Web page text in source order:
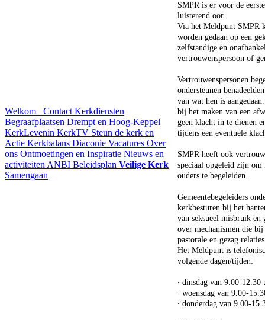
Welkom Contact Kerkdiensten
Begraafplaatsen Drempt en Hoog-Keppel
KerkLevenin KerkTV Steun de kerk en
Actie Kerkbalans Diaconie Vacatures Over
ons Ontmoetingen en Inspiratie Nieuws en
activiteiten ANBI Beleidsplan Veilige Kerk
Samengaan
SMPR is er voor de
luisterend oor.
Via het Meldpunt SMPR
worden gedaan op een
zelfstandige en
vertrouwenspersoon of
Vertrouwenspersonen
ondersteunen
van wat hen is
bij het maken van een
geen klacht in te dienen
tijdens een eventuele
SMPR heeft ook
speciaal opgeleid zijn
ouders te begeleiden.
Gemeentebegeleiders
kerkbesturen bij het
van seksueel misbruik en
over mechanismen die
pastorale en gezag
Het Meldpunt is
volgende dagen/tijden:
∙ dinsdag van 9.00-12.30
∙ woensdag van 9.00-
∙ donderdag van 9.00-